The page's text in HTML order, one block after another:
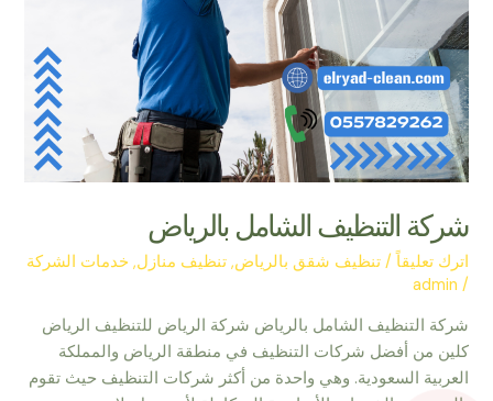
شركة التنظيف الشامل بالرياض
اترك تعليقاً /تنظيف شقق بالرياض,تنظيف منازل, خدمات الشركة
/
admin
شركة التنظيف الشامل بالرياض شركة الرياض للتنظيف الرياض
كلين من أفضل شركات التنظيف في منطقة الرياض والمملكة
العربية السعودية. وهي واحدة من أكثر شركات التنظيف حيث تقوم